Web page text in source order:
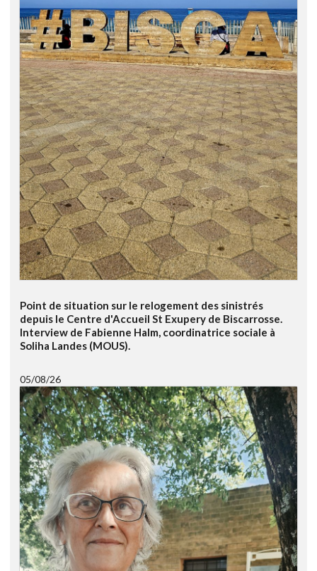
Point de situation sur le relogement des sinistrés
depuis le Centre d'Accueil St Exupery de Biscarrosse.
Interview de Fabienne Halm, coordinatrice sociale à
Soliha Landes (MOUS).
05/08/26